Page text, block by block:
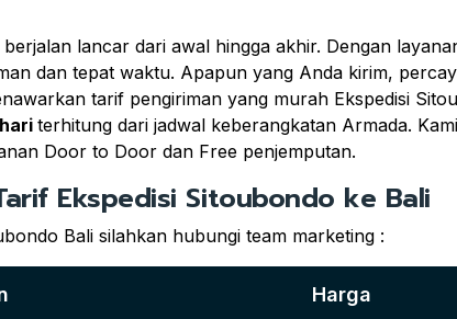
lancar dari awal hingga akhir. Dengan
dan tepat waktu. Apapun yang Anda kirim,
tarif pengiriman yang murah Ekspedisi
terhitung dari jadwal keberangkatan Armada.
Door to Door dan Free penjemputan.
Ekspedisi Sitoubondo ke Bali
Bali silahkan hubungi team marketing :
Harga